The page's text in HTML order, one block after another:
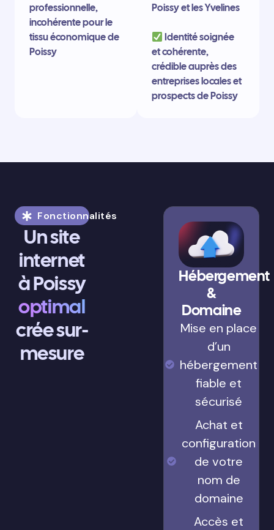
professionnelle,
incohérente pour le
tissu économique de
Poissy
Poissy et les Yvelines
Identité soignée
et cohérente,
crédible auprès des
entreprises locales et
prospects de Poissy
Fonctionnalités
Un site
internet
à Poissy
optimal
crée sur-
mesure
Hébergement
&
Domaine
Mise en place
d’un
hébergement
fiable et
sécurisé
Achat et
configuration
de votre
nom de
domaine
Accès et